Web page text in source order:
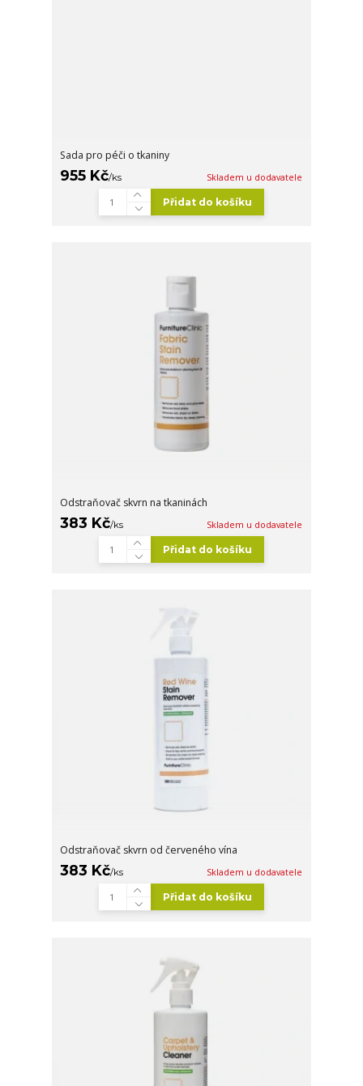
Sada pro péči o tkaniny
955 Kč/ks Skladem u dodavatele
Přidat do košíku
Odstraňovač skvrn na tkaninách
383 Kč/ks Skladem u dodavatele
Přidat do košíku
Odstraňovač skvrn od červeného vína
383 Kč/ks Skladem u dodavatele
Přidat do košíku